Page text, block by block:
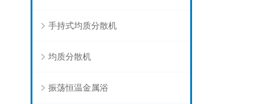
手持式均质分散机
均质分散机
振荡恒温金属浴